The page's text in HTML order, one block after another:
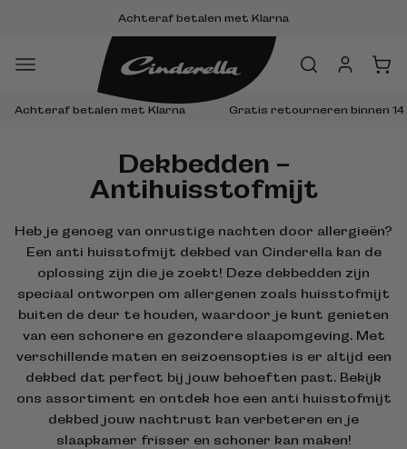
Achteraf betalen met Klarna
Inloggen
Achteraf betalen met Klarna Gratis retourneren binnen 14
Dekbedden -
Antihuisstofmijt
Heb je genoeg van onrustige nachten door allergieën?
Een anti huisstofmijt dekbed van Cinderella kan de
oplossing zijn die je zoekt! Deze dekbedden zijn
speciaal ontworpen om allergenen zoals huisstofmijt
buiten de deur te houden, waardoor je kunt genieten
van een schonere en gezondere slaapomgeving. Met
verschillende maten en seizoensopties is er altijd een
dekbed dat perfect bij jouw behoeften past. Bekijk
ons assortiment en ontdek hoe een anti huisstofmijt
dekbed jouw nachtrust kan verbeteren en je
slaapkamer frisser en schoner kan maken!